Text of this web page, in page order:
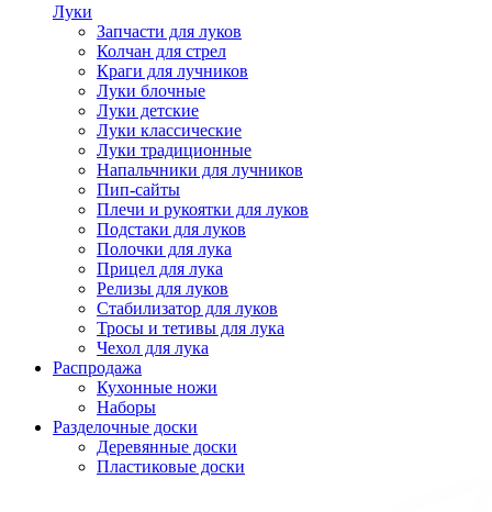
Луки
Запчасти для луков
Колчан для стрел
Краги для лучников
Луки блочные
Луки детские
Луки классические
Луки традиционные
Напальчники для лучников
Пип-сайты
Плечи и рукоятки для луков
Подстаки для луков
Полочки для лука
Прицел для лука
Релизы для луков
Стабилизатор для луков
Тросы и тетивы для лука
Чехол для лука
Распродажа
Кухонные ножи
Наборы
Разделочные доски
Деревянные доски
Пластиковые доски